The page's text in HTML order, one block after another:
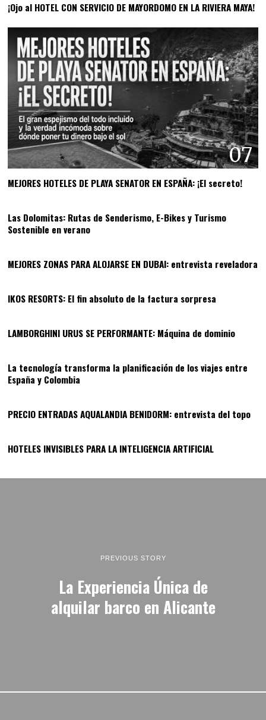
¡Ojo al HOTEL CON SERVICIO DE MAYORDOMO EN LA RIVIERA MAYA!
07
MEJORES HOTELES DE PLAYA SENATOR EN ESPAÑA: ¡El secreto!
08
Las Dolomitas: Rutas de Senderismo, E-Bikes y Turismo
Sostenible en verano
MEJORES ZONAS PARA ALOJARSE EN DUBAI: entrevista reveladora
10
IKOS RESORTS: El fin absoluto de la factura sorpresa
LAMBORGHINI URUS SE PERFORMANTE: Máquina de dominio12
La tecnología transforma la planificación de los viajes entre
España y Colombia
PRECIO ENTRADAS AQUALANDIA BENIDORM: entrevista del topo
14
HOTELES INVISIBLES PARA LA INTELIGENCIA ARTIFICIAL
PREVIOUS STORY
La Experiencia Única de
alquilar barco en Alicante